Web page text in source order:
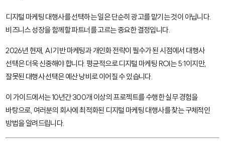
디지털 마케팅 대행사를 선택하는 일은 단순히 광고를 맡기는 것이 아닙니다.
비즈니스 성장을 함께할 파트너를 고르는 중요한 결정입니다.
2026년 현재, AI 기반 마케팅과 개인화 전략이 필수가 된 시점에서 대행사
선택은 더욱 신중해야 합니다. 평균적으로 디지털 마케팅 ROI는 5:1이지만,
잘못된 대행사 선택은 예산 낭비로 이어질 수 있습니다.
이 가이드에서는 10년간 300개 이상의 프로젝트를 수행한 실무 경험을
바탕으로, 여러분의 회사에 최적화된 디지털 마케팅 대행사를 찾는 구체적인
방법을 알려드립니다.